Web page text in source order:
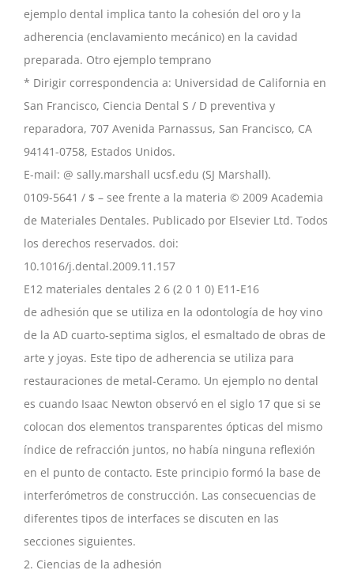
ejemplo dental implica tanto la cohesión del oro y la
adherencia (enclavamiento mecánico) en la cavidad
preparada. Otro ejemplo temprano
* Dirigir correspondencia a: Universidad de California en
San Francisco, Ciencia Dental S / D preventiva y
reparadora, 707 Avenida Parnassus, San Francisco, CA
94141-0758, Estados Unidos.
E-mail: @ sally.marshall ucsf.edu (SJ Marshall).
0109-5641 / $ – see frente a la materia © 2009 Academia
de Materiales Dentales. Publicado por Elsevier Ltd. Todos
los derechos reservados. doi:
10.1016/j.dental.2009.11.157
E12 materiales dentales 2 6 (2 0 1 0) E11-E16
de adhesión que se utiliza en la odontología de hoy vino
de la AD cuarto-septima siglos, el esmaltado de obras de
arte y joyas. Este tipo de adherencia se utiliza para
restauraciones de metal-Ceramo. Un ejemplo no dental
es cuando Isaac Newton observó en el siglo 17 que si se
colocan dos elementos transparentes ópticas del mismo
índice de refracción juntos, no había ninguna reflexión
en el punto de contacto. Este principio formó la base de
interferómetros de construcción. Las consecuencias de
diferentes tipos de interfaces se discuten en las
secciones siguientes.
2. Ciencias de la adhesión